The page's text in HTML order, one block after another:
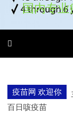
国内专业
疫苗网 欢迎你
百日咳疫苗